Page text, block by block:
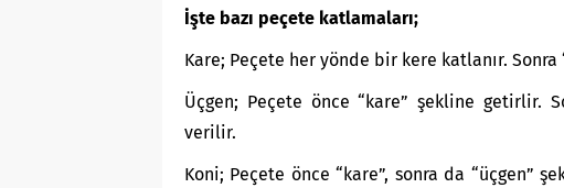
İşte bazı peçete katlamaları;
Kare; Peçete her yönde bir kere katlanır.
Üçgen; Peçete önce “kare” şekline getirlir.
verilir.
Koni; Peçete önce “kare”, sonra da “üçgen”